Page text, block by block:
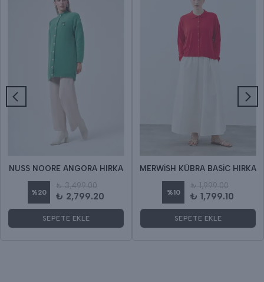
NUSS NOORE ANGORA HIRKA
%20
₺ 3,499.00
₺ 2,799.20
SEPETE EKLE
MERWİSH KÜBRA BASİC HIRKA
%10
₺ 1,999.00
₺ 1,799.10
SEPETE EKLE